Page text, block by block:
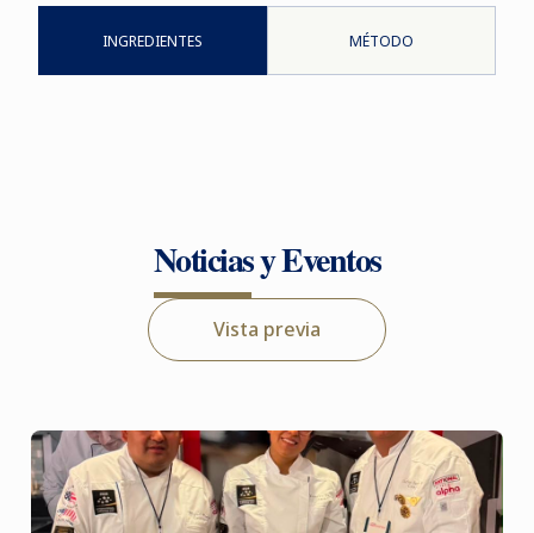
INGREDIENTES MÉTODO
Noticias y Eventos
Vista previa